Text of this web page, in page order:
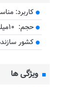
کاربرد:
حجم: ۱۰میلی لیتر
کشور
ویژگی ها